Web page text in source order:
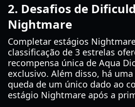
2. Desafios de
Nightmare
Completar estágios
classificação de 3 estrelas
recompensa única de Aqua
exclusivo. Além disso, há
queda de um único dado ao
estágio Nightmare após a